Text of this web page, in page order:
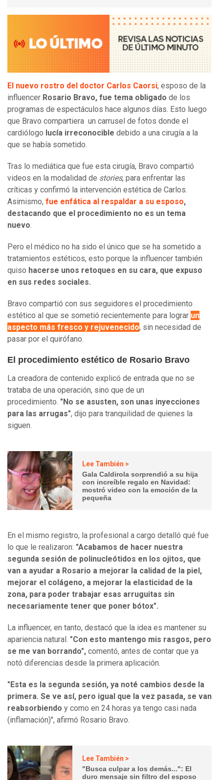
El nuevo rostro del doctor Carlos Caorsi, esposo de la
influencer Rosario Bravo, fue tema obligado de los
programas de espectáculos hace algunos días. Esto luego
que Bravo compartiera un carrusel de fotos donde el
cardiólogo lucía irreconocible debido a una cirugía a la
que se había sometido.
Tras lo mediática que fue esta cirugía, Bravo compartió
videos en la modalidad de stories, para enfrentar las
críticas y confirmó la intervención estética de Carlos.
Asimismo, fue enfática al respaldar a su esposo,
destacando que el procedimiento no es un tema
nuevo.
Pero el médico no ha sido el único que se ha sometido a
tratamientos estéticos, esto porque la influencer también
quiso hacerse unos retoques en su cara, que expuso
en sus redes sociales.
Bravo compartió con sus seguidores el procedimiento
estético al que se sometió recientemente para lograr un
aspecto más fresco y rejuvenecido, sin necesidad de
pasar por el quirófano.
El procedimiento estético de Rosario Bravo
La creadora de contenido explicó de entrada que no se
trataba de una operación, sino que de un
procedimiento. "No se asusten, son unas inyecciones
para las arrugas", dijo para tranquilidad de quienes la
siguen.
Lee También >
Gala Caldirola sorprendió a su hija
con increíble regalo en Navidad:
mostró video con la emoción de la
pequeña
En el mismo registro, la profesional a cargo detalló qué fue
lo que le realizaron: "Acabamos de hacer nuestra
segunda sesión de polinucleótidos en los ojitos, que
van a ayudar a Rosario a mejorar la calidad de la piel,
mejorar el colágeno, a mejorar la elasticidad de la
zona, para poder trabajar esas arruguitas sin
necesariamente tener que poner bótox".
La influencer, en tanto, destacó que la idea es mantener su
apariencia natural. "Con esto mantengo mis rasgos, pero
se me van borrando", comentó, antes de contar que ya
notó diferencias desde la primera aplicación.
"Esta es la segunda sesión, ya noté cambios desde la
primera. Se ve así, pero igual que la vez pasada, se van
reabsorbiendo y como en 24 horas ya tengo casi nada
(inflamación)", afirmó Rosario Bravo.
Lee También >
"Busca culpar a los demás...": El
duro mensaje sin filtro del esposo